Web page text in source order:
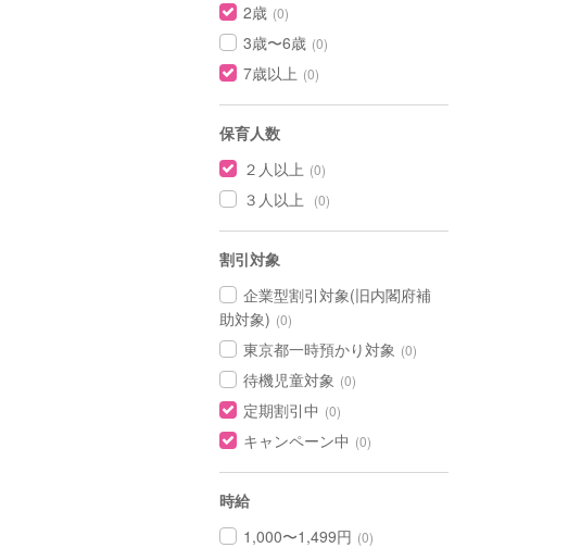
2歳 (0)
3歳〜6歳 (0)
7歳以上 (0)
保育人数
２人以上 (0)
３人以上 (0)
割引対象
企業型割引対象(旧内閣府補
助対象) (0)
東京都一時預かり対象 (0)
待機児童対象 (0)
定期割引中 (0)
キャンペーン中 (0)
時給
1,000〜1,499円 (0)